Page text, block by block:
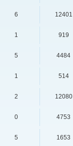
6 12401
1 919
5 4484
1 514
2 12080
0 4753
5 1653